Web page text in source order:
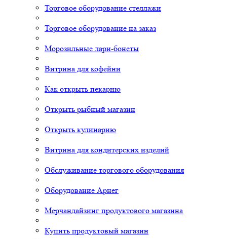
Торговое оборудование стеллажи
Торговое оборудование на заказ
Морозильные лари-бонеты
Витрина для кофейни
Как открыть пекарню
Открыть рыбный магазин
Открыть кулинарию
Витрина для кондитерских изделий
Обслуживание торгового оборудования
Оборудование Арнег
Мерчандайзинг продуктового магазина
Купить продуктовый магазин